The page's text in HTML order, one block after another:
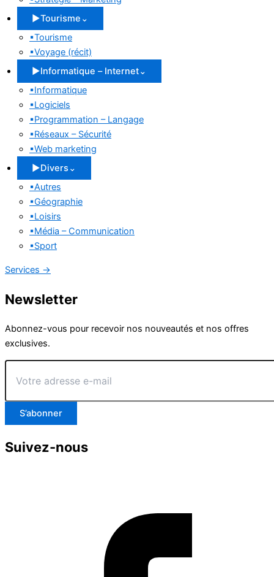
▶Tourisme ⌄
▪Tourisme
▪Voyage (récit)
▶Informatique – Internet⌄
▪Informatique
▪Logiciels
▪Programmation – Langage
▪Réseaux – Sécurité
▪Web marketing
▶Divers ⌄
▪Autres
▪Géographie
▪Loisirs
▪Média – Communication
▪Sport
Services →
Newsletter
Abonnez-vous pour recevoir nos nouveautés et nos offres
exclusives.
Votre
adresse
mail
S’abonner
Suivez-nous